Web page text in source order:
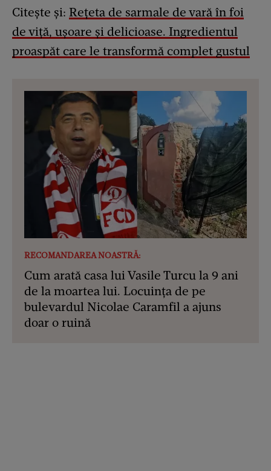
Citește și: Rețeta de sarmale de vară în foi
de viță, ușoare și delicioase. Ingredientul
proaspăt care le transformă complet gustul
RECOMANDAREA NOASTRĂ:
Cum arată casa lui Vasile Turcu la 9 ani
de la moartea lui. Locuința de pe
bulevardul Nicolae Caramfil a ajuns
doar o ruină